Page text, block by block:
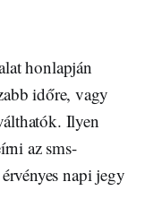
honlapján
időre, vagy
Ilyen
az sms-
napi jegy